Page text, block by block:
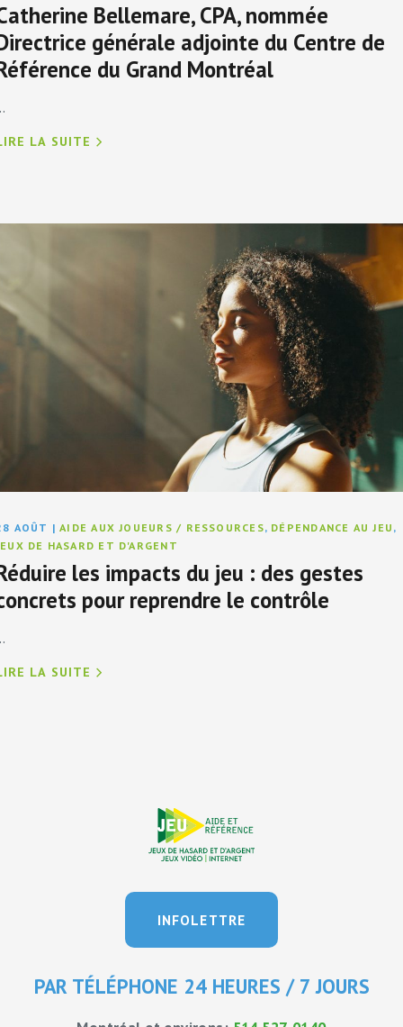
Bellemare, CPA, nommée
générale adjointe du Centre de
du Grand Montréal
LA SUITE
AOÛT | AIDE AUX JOUEURS / RESSOURCES, DÉPENDANCE AU JEU ,
DE HASARD ET D'ARGENT
les impacts du jeu : des gestes
pour reprendre le contrôle
LA SUITE
INFOLETTRE
PAR TÉLÉPHONE 24 HEURES / 7 JOURS